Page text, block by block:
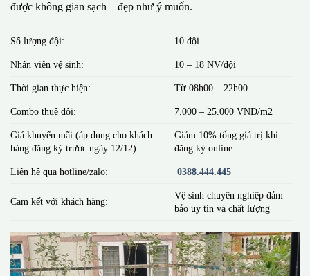
được không gian sạch – đẹp như ý muốn.
Số lượng đội: 10 đội
Nhân viên vệ sinh: 10 – 18 NV/đội
Thời gian thực hiện: Từ 08h00 – 22h00
Combo thuê đội: 7.000 – 25.000 VNĐ/m2
Giá khuyến mãi (áp dụng cho khách
hàng đăng ký trước ngày 12/12):
Giảm 10% tổng giá trị khi
đăng ký online
Liên hệ qua hotline/zalo: 0388.444.445
Cam kết với khách hàng:
Vệ sinh chuyên nghiệp đảm
bảo uy tín và chất lượng